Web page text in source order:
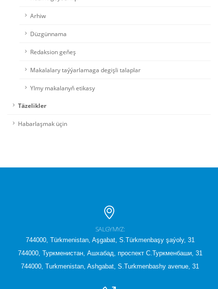
Arhiw
Düzgünnama
Redaksion geňeş
Makalalary taýýarlamaga degişli talaplar
Ylmy makalanyň etikasy
Täzelikler
Habarlaşmak üçin
SALGYMYZ:
744000, Türkmenistan, Aşgabat, S.Türkmenbaşy şaýoly, 31
744000, Туркменистан, Ашхабад, проспект С.Туркменбаши, 31
744000, Turkmenistan, Ashgabat, S.Turkmenbashy avenue, 31